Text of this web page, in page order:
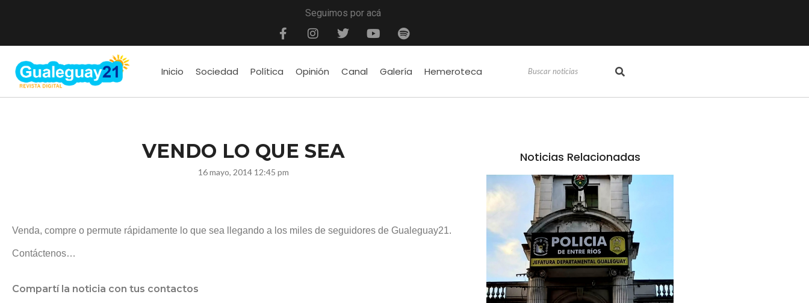
Seguimos por acá
Inicio Sociedad Política Opinión Canal Galería Hemeroteca
VENDO LO QUE SEA
16 mayo, 2014 12:45 pm
Venda, compre o permute rápidamente lo que sea llegando a los miles de seguidores de Gualeguay21.
Contáctenos…
Compartí la noticia con tus contactos
Noticias Relacionadas